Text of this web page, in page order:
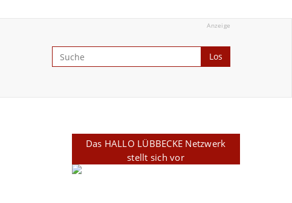
Anzeige
Los
Das HALLO LÜBBECKE Netzwerk
stellt sich vor